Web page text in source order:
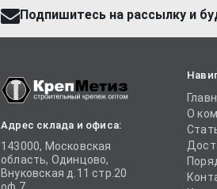
Подпишитесь на рассылку и
Адрес склада и офиса:
143000, Московская
область, Одинцово,
Внуковская д.11 стр.20
О